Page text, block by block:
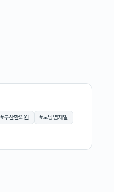
#부산한의원 #모낭염재발